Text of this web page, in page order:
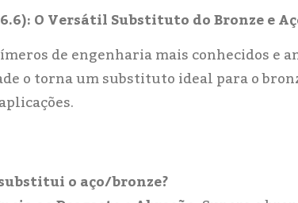
O Versátil Substituto do Bronze e
de engenharia mais conhecidos e
o torna um substituto ideal para o
o aço/bronze?